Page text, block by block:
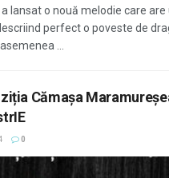
lansat o nouă melodie care
perfect o poveste de
...
Cămașa
0